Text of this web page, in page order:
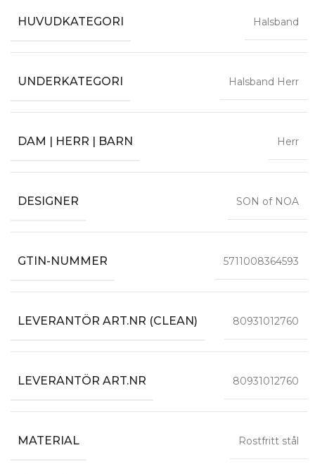
HUVUDKATEGORI Halsband
UNDERKATEGORI Halsband Herr
DAM | HERR | BARN Herr
DESIGNER SON of NOA
GTIN-NUMMER 5711008364593
LEVERANTÖR ART.NR (CLEAN) 80931012760
LEVERANTÖR ART.NR 80931012760
MATERIAL Rostfritt stål